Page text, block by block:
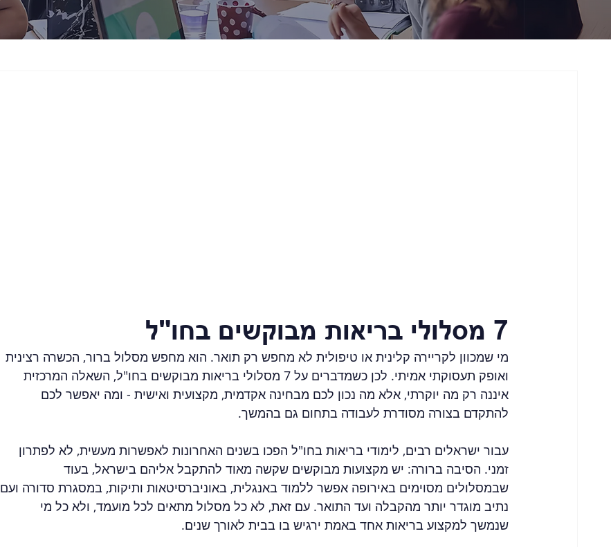
7 מסלולי בריאות מבוקשים בחו"ל
מי שמכוון לקריירה קלינית או טיפולית לא מחפש רק תואר. הוא מחפש מסלול ברור, הכשרה רצינית
ואופק תעסוקתי אמיתי. לכן כשמדברים על 7 מסלולי בריאות מבוקשים בחו"ל, השאלה המרכזית
איננה רק מה יוקרתי, אלא מה נכון לכם מבחינה אקדמית, מקצועית ואישית - ומה יאפשר לכם
להתקדם בצורה מסודרת לעבודה בתחום גם בהמשך.
עבור ישראלים רבים, לימודי בריאות בחו"ל הפכו בשנים האחרונות לאפשרות מעשית, לא לפתרון
זמני. הסיבה ברורה: יש מקצועות מבוקשים שקשה מאוד להתקבל אליהם בישראל, בעוד
שבמסלולים מסוימים באירופה אפשר ללמוד באנגלית, באוניברסיטאות ותיקות, במסגרת סדורה ועם
נתיב מוגדר יותר מהקבלה ועד התואר. עם זאת, לא כל מסלול מתאים לכל מועמד, ולא כל מי
שנמשך למקצוע בריאות אחד באמת ירגיש בו בבית לאורך שנים.